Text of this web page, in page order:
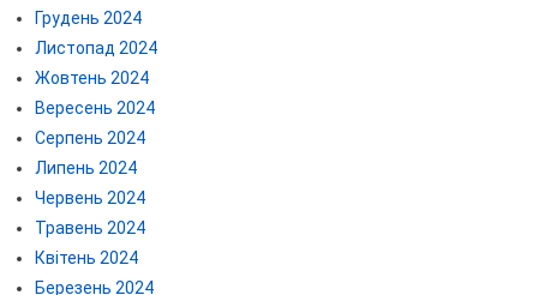
Грудень 2024
Листопад 2024
Жовтень 2024
Вересень 2024
Серпень 2024
Липень 2024
Червень 2024
Травень 2024
Квітень 2024
Березень 2024